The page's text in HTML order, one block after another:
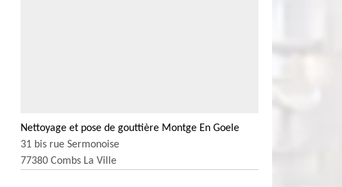
Nettoyage et pose de gouttière Montge En Goele
31 bis rue Sermonoise
77380 Combs La Ville